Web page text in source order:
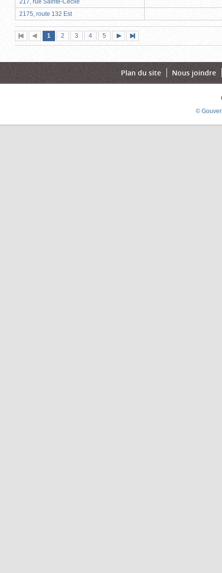
2175, route 132 Est
Première
page
Page
précédente
Page
1 (page
actuelle)
Page
2 Page
3 Page
4 Page
5
suivante
page
Plan du site Nous joindre
©